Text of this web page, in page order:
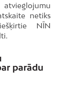
netiks
NĪN
parādu